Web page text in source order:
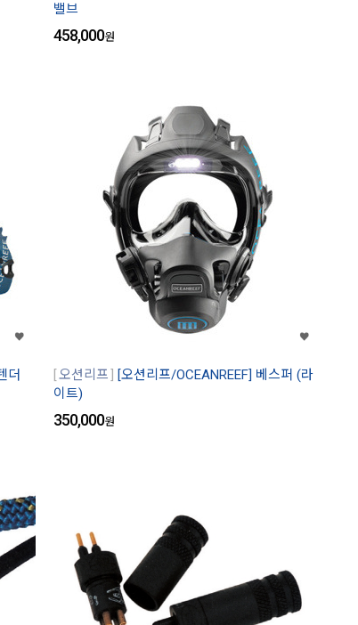
밸브
458,000원
더
오션리프
[오션리프/OCEANREEF] 베스퍼 (라
이트)
350,000원